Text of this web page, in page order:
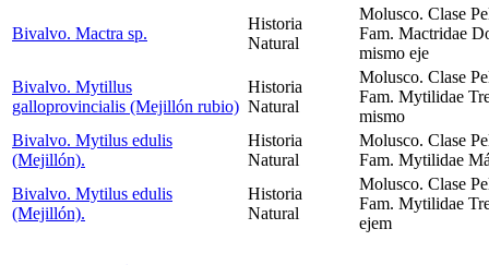
Bivalvo. Mactra sp.
Historia
Natural
Molusco. Clase
Fam. Mactridae
mismo eje
Bivalvo. Mytillus
galloprovincialis (Mejillón rubio)
Historia
Natural
Molusco. Clase
Fam. Mytilidae
mismo
Bivalvo. Mytilus edulis
(Mejillón).
Historia
Natural
Molusco. Clase
Fam. Mytilidae
Bivalvo. Mytilus edulis
(Mejillón).
Historia
Natural
Molusco. Clase
Fam. Mytilidae
ejem